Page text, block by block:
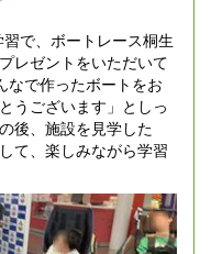
で、ボートレース桐生
レゼントをいただいて
なで作ったボートをお
うございます」としっ
後、施設を見学した
て、楽しみながら学習